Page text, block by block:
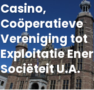
Casino,
Coöperatieve
Vereniging tot
Exploitatie Ener
Sociëteit U.A.